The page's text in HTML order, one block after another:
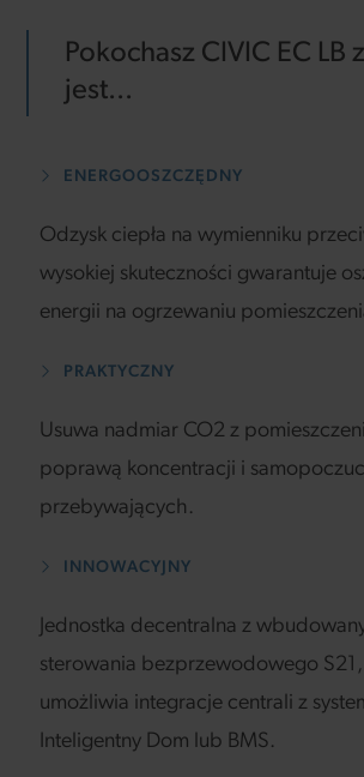
Pokochasz CIVIC EC LB
jest...
ENERGOOSZCZĘDNY
Odzysk ciepła na wymienniku
wysokiej skuteczności gwarantuje
energii na ogrzewaniu
PRAKTYCZNY
Usuwa nadmiar CO2 z
poprawą koncentracji i
przebywających.
INNOWACYJNY
Jednostka decentralna z
sterowania bezprzewodowego
umożliwia integracje centrali z
Inteligentny Dom lub BMS.